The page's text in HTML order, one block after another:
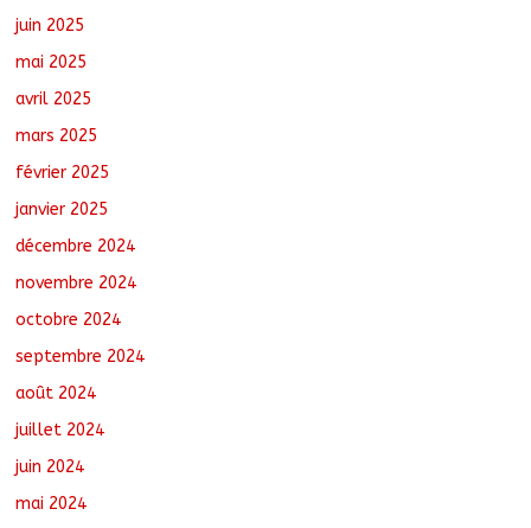
juin 2025
mai 2025
avril 2025
mars 2025
février 2025
janvier 2025
décembre 2024
novembre 2024
octobre 2024
septembre 2024
août 2024
juillet 2024
juin 2024
mai 2024